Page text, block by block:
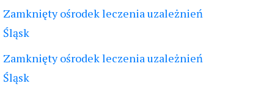
Zamknięty ośrodek leczenia uzależnień
Śląsk
Zamknięty ośrodek leczenia uzależnień
Śląsk